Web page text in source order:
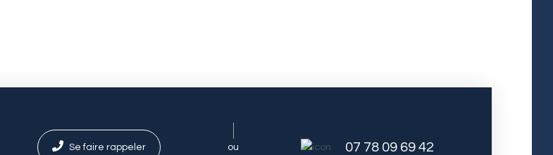
Se faire rappeler ou 07 78 09 69 42